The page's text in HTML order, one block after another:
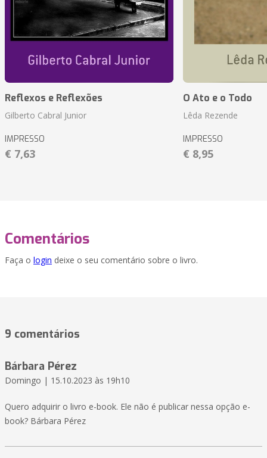
Reflexos e Reflexões
Gilberto Cabral Junior
IMPRESSO
€ 7,63
O Ato e o Todo
Lêda Rezende
IMPRESSO
€ 8,95
Comentários
Faça o login deixe o seu comentário sobre o livro.
9 comentários
Bárbara Pérez
Domingo | 15.10.2023 às 19h10
Quero adquirir o livro e-book. Ele não é publicar nessa opção e-
book? Bárbara Pérez